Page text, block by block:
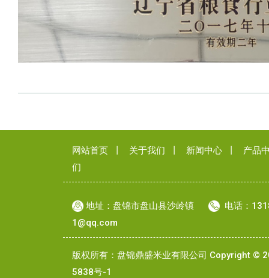
网站首页 关于我们 新闻中心
产品
们
地址：盘锦市盘山县沙岭镇
电话：
1@qq.com
版权所有：盘锦鼎盛米业有限公司 Copyright
5838号-1